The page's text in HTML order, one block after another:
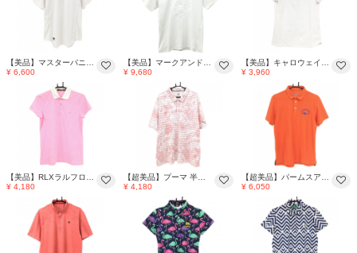
【美品】マスターバニー 半袖ポロシャツ 白系×黒系 メッシュ調 胸ロゴ メンズ 5(L) ゴルフウェア MASTER BUNNY EDITION
¥ 6,600
【美品】マークアンドロナ 半袖ハイネックシャツ アイボリー ビッグスカル バックロゴ メンズ 42(XS) ゴルフウェア MARK＆LONA
¥ 9,680
【美品】キャロウェイ 半袖ポロシャツ 白 襟ライン レディース M ゴルフウェア Callaway
¥ 3,960
【美品】RLXラルフローレン 半袖ポロシャツ ピンク×白 ボーダー スナップボタン 袖ロゴ レディース S ゴルフウェア Ralph Lauren
¥ 4,180
【超美品】プーマ 半袖ポロシャツ 白×レッド×グレー 総柄 ボーダー メンズ US-XXL ゴルフウェア 大きいサイズ PUMA
¥ 4,180
【超美品】パームスアンドコー 半袖ポロシャツ オレンジ メッシュ調 ロゴブルー メンズ M ゴルフウェア Palms&co.
¥ 6,050